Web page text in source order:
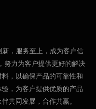
，服务至上，成为客户信
努力为客户提供更好的解决
，以确保产品的可靠性和
，为客户提供优质的产品
共同发展，合作共赢。